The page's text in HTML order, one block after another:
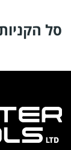
סל